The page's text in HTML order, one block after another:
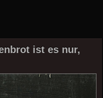
ist es nur,